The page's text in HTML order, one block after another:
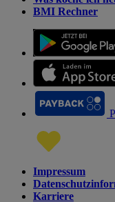
BMI Rechner
Impressum
Karriere